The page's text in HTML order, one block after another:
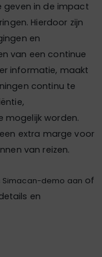
geven in de impact
Hierdoor zijn
en
van een continue
informatie, maakt
continu te
mogelijk worden.
extra marge voor
van reizen.
Simacan-demo aan of
en